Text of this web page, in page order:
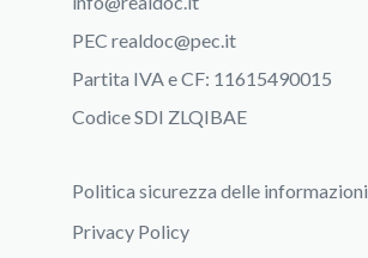
PEC realdoc@pec.it
Partita IVA e CF: 11615490015
Codice SDI ZLQIBAE
Politica sicurezza delle informazioni
Privacy Policy